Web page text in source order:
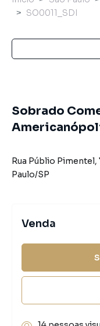
SO0011_SDI
Sobrado
Rua Públio Pimentel,
Paulo/SP
Venda